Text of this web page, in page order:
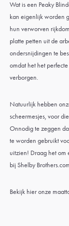
Wat is een Peaky
kan eigenlijk worden
hun verworven
platte petten uit de
ondersnijdingen te
omdat het het
verborgen.
Natuurlijk hebben
scheermesjes, voor
Onnodig te zeggen
te worden gebruikt
uitzien! Draag het om
bij Shelby
Bekijk hier onze